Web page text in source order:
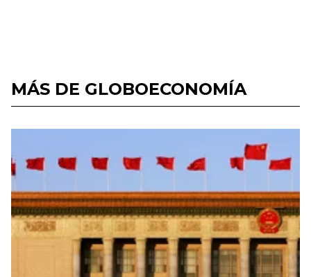
MÁS DE GLOBOECONOMÍA